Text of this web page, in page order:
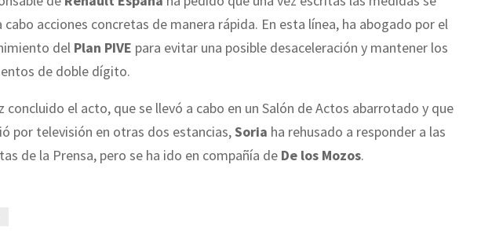
cabo acciones concretas de manera rápida. En esta línea, ha abogado por el
del Plan PIVE para evitar una posible desaceleración y mantener los
de doble dígito.
concluido el acto, que se llevó a cabo en un Salón de Actos abarrotado y que
por televisión en otras dos estancias,Soria ha rehusado a responder a las
de la Prensa, pero se ha ido en compañía de De los Mozos.